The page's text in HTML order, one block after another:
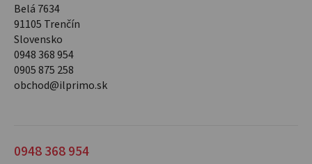
Belá 7634
91105 Trenčín
Slovensko
0948 368 954
0905 875 258
obchod@ilprimo.sk
0948 368 954